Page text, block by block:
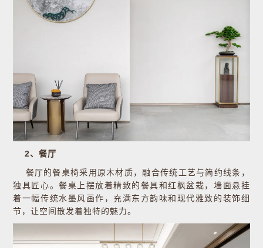
2、餐厅
餐厅的餐桌椅采用原木材质，融合传统工艺与简约线条，
独具匠心。餐桌上摆放着精致的餐具和红枫盆栽，墙面悬挂
着一幅传统水墨风画作，充满东方韵味和现代雅致的装饰细
节，让空间散发着独特的魅力。